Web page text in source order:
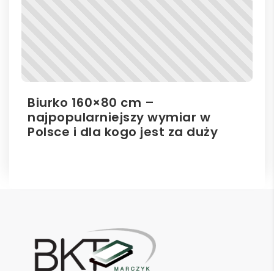
Biurko 160×80 cm –
najpopularniejszy wymiar w
Polsce i dla kogo jest za duży